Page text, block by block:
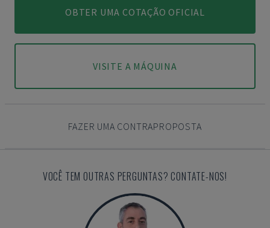
OBTER UMA COTAÇÃO OFICIAL
VISITE A MÁQUINA
FAZER UMA CONTRAPROPOSTA
VOCÊ TEM OUTRAS PERGUNTAS? CONTATE-NOS!